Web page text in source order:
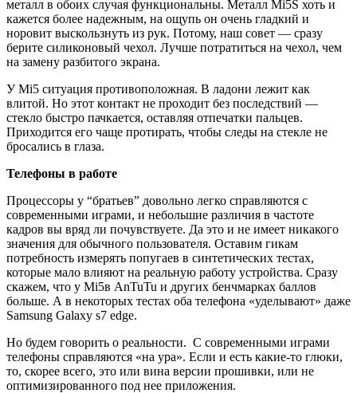
металл в обоих случая функциональны. Металл Mi5S хоть и
кажется более надежным, на ощупь он очень гладкий и
норовит выскользнуть из рук. Потому, наш совет — сразу
берите силиконовый чехол. Лучше потратиться на чехол, чем
на замену разбитого экрана.
У Mi5 ситуация противоположная. В ладони лежит как
влитой. Но этот контакт не проходит без последствий —
стекло быстро пачкается, оставляя отпечатки пальцев.
Приходится его чаще протирать, чтобы следы на стекле не
бросались в глаза.
Телефоны в работе
Процессоры у “братьев” довольно легко справляются с
современными играми, и небольшие различия в частоте
кадров вы вряд ли почувствуете. Да это и не имеет никакого
значения для обычного пользователя. Оставим гикам
потребность измерять попугаев в синтетических тестах,
которые мало влияют на реальную работу устройства. Сразу
скажем, что у Mi5в AnTuTu и других бенчмарках баллов
больше. А в некоторых тестах оба телефона «уделывают» даже
Samsung Galaxy s7 edge.
Но будем говорить о реальности. С современными играми
телефоны справляются «на ура». Если и есть какие-то глюки,
то, скорее всего, это или вина версии прошивки, или не
оптимизированного под нее приложения.